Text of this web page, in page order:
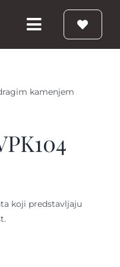
Toggle
Navigation
kamenjem
koji predstavljaju